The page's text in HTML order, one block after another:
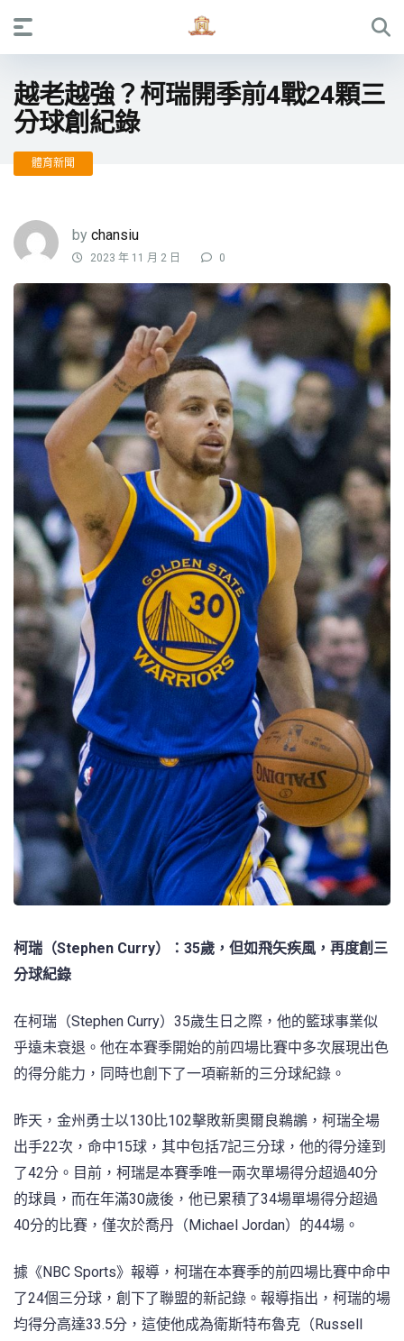
越老越強？柯瑞開季前4戰24顆三
分球創紀錄
體育新聞
by chansiu
2023 年 11 月 2 日 0
柯瑞（Stephen Curry）：35歲，但如飛矢疾風，再度創三
分球紀錄
在柯瑞（Stephen Curry）35歲生日之際，他的籃球事業似
乎遠未衰退。他在本賽季開始的前四場比賽中多次展現出色
的得分能力，同時也創下了一項嶄新的三分球紀錄。
昨天，金州勇士以130比102擊敗新奧爾良鵜鶘，柯瑞全場
出手22次，命中15球，其中包括7記三分球，他的得分達到
了42分。目前，柯瑞是本賽季唯一兩次單場得分超過40分
的球員，而在年滿30歲後，他已累積了34場單場得分超過
40分的比賽，僅次於喬丹（Michael Jordan）的44場。
據《NBC Sports》報導，柯瑞在本賽季的前四場比賽中命中
了24個三分球，創下了聯盟的新記錄。報導指出，柯瑞的場
均得分高達33.5分，這使他成為衛斯特布魯克（Russell